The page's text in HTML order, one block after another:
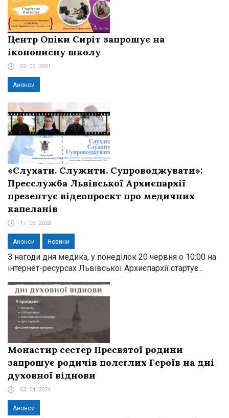
Центр Опіки Сиріт запрошує на
іконописну школу
02. 09. 2021
Анонси
«Слухати. Служити. Супроводжувати»:
Пресслужба Львівської Архиєпархії
презентує відеопроєкт про медичних
капеланів
17. 06. 2022
Анонси Новини
З нагоди дня медика, у понеділок 20 червня о 10:00 на
інтернет-ресурсах Львівської Архиєпархії стартує...
Монастир сестер Пресвятої родини
запрошує родичів полеглих Героїв на дні
духовної віднови
03. 04. 2024
Анонси